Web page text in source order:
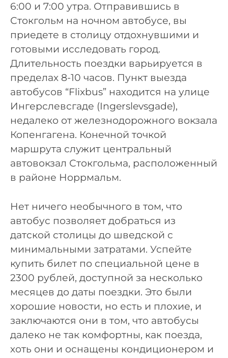
6:00 и 7:00 утра. Отправившись в
Стокгольм на ночном автобусе, вы
приедете в столицу отдохнувшими и
готовыми исследовать город.
Длительность поездки варьируется в
пределах 8-10 часов. Пункт выезда
автобусов “Flixbus” находится на улице
Ингерслевсгаде (Ingerslevsgade),
недалеко от железнодорожного вокзала
Копенгагена. Конечной точкой
маршрута служит центральный
автовокзал Стокгольма, расположенный
в районе Норрмальм.
Нет ничего необычного в том, что
автобус позволяет добраться из
датской столицы до шведской с
минимальными затратами. Успейте
купить билет по специальной цене в
2300 рублей, доступной за несколько
месяцев до даты поездки. Это были
хорошие новости, но есть и плохие, и
заключаются они в том, что автобусы
далеко не так комфортны, как поезда,
хоть они и оснащены кондиционером и